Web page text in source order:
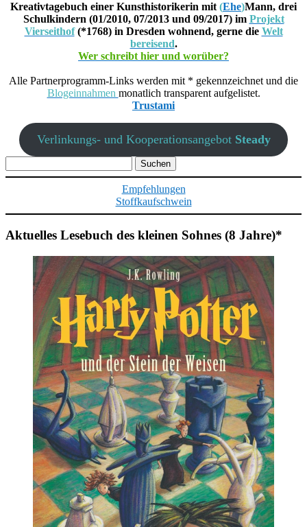
Kreativtagebuch einer Kunsthistorikerin mit (Ehe)Mann, drei
Schulkindern (01/2010, 07/2013 und 09/2017) im Projekt
Vierseithof(*1768) in Dresden wohnend, gerne die Welt
bereisend.
Wer schreibt hier und worüber?
Alle Partnerprogramm-Links werden mit * gekennzeichnet und die
Blogeinnahmen monatlich transparent aufgelistet.
Trustami
Verlinkungs- und Kooperationsangebot Steady
nach:
Empfehlungen
Stoffkaufschwein
Aktuelles Lesebuch des kleinen Sohnes (8 Jahre)*